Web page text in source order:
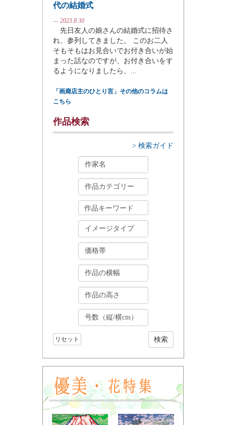
代の結婚式
— 2023.8.30
先日友人の娘さんの結婚式に招待さ
れ、参列してきました。 このお二人
そもそもはお見合いでお付き合いが始
まった話なのですが、お付き合いをす
るようになりましたら、...
「画廊店主のひとり言」その他のコラムは
こちら
作品検索
> 検索ガイド
リセット